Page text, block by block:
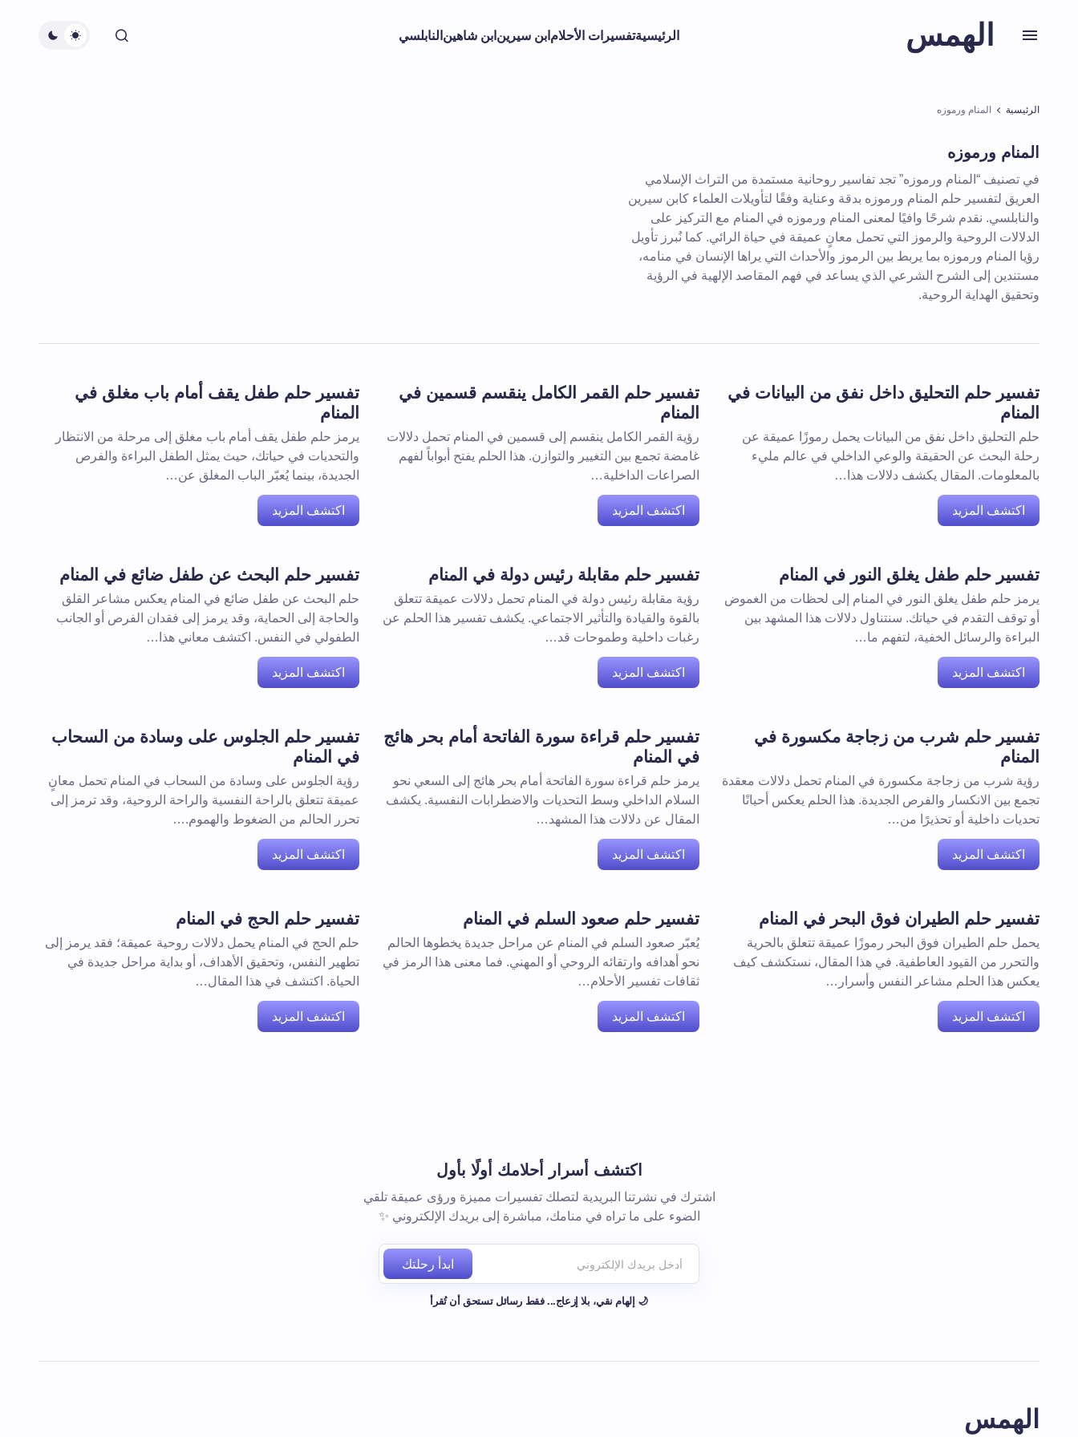
الهمس الرئيسيةتفسيرات الأحلام ابن سيرين ابن شاهين النابلسي
الرئيسية المنام ورموزه
المنام ورموزه
في تصنيف “المنام ورموزه” تجد تفاسير روحانية مستمدة من التراث الإسلامي
العريق لتفسير حلم المنام ورموزه بدقة وعناية وفقًا لتأويلات العلماء كابن سيرين
والنابلسي. نقدم شرحًا وافيًا لمعنى المنام ورموزه في المنام مع التركيز على
الدلالات الروحية والرموز التي تحمل معانٍ عميقة في حياة الرائي. كما نُبرز تأويل
رؤيا المنام ورموزه بما يربط بين الرموز والأحداث التي يراها الإنسان في منامه،
مستندين إلى الشرح الشرعي الذي يساعد في فهم المقاصد الإلهية في الرؤية
وتحقيق الهداية الروحية.
تفسير حلم التحليق داخل نفق من البيانات في
المنام
حلم التحليق داخل نفق من البيانات يحمل رموزًا عميقة عن
رحلة البحث عن الحقيقة والوعي الداخلي في عالم مليء
بالمعلومات. المقال يكشف دلالات هذا…
اكتشف المزيد
تفسير حلم القمر الكامل ينقسم قسمين في
المنام
رؤية القمر الكامل ينقسم إلى قسمين في المنام تحمل دلالات
غامضة تجمع بين التغيير والتوازن. هذا الحلم يفتح أبواباً لفهم
الصراعات الداخلية…
اكتشف المزيد
تفسير حلم طفل يقف أمام باب مغلق في
المنام
يرمز حلم طفل يقف أمام باب مغلق إلى مرحلة من الانتظار
والتحديات في حياتك، حيث يمثل الطفل البراءة والفرص
الجديدة، بينما يُعبّر الباب المغلق عن…
اكتشف المزيد
تفسير حلم طفل يغلق النور في المنام
يرمز حلم طفل يغلق النور في المنام إلى لحظات من الغموض
أو توقف التقدم في حياتك. سنتناول دلالات هذا المشهد بين
البراءة والرسائل الخفية، لتفهم ما…
اكتشف المزيد
تفسير حلم مقابلة رئيس دولة في المنام
رؤية مقابلة رئيس دولة في المنام تحمل دلالات عميقة تتعلق
بالقوة والقيادة والتأثير الاجتماعي. يكشف تفسير هذا الحلم عن
رغبات داخلية وطموحات قد…
اكتشف المزيد
تفسير حلم البحث عن طفل ضائع في المنام
حلم البحث عن طفل ضائع في المنام يعكس مشاعر القلق
والحاجة إلى الحماية، وقد يرمز إلى فقدان الفرص أو الجانب
الطفولي في النفس. اكتشف معاني هذا…
اكتشف المزيد
تفسير حلم شرب من زجاجة مكسورة في
المنام
رؤية شرب من زجاجة مكسورة في المنام تحمل دلالات معقدة
تجمع بين الانكسار والفرص الجديدة. هذا الحلم يعكس أحيانًا
تحديات داخلية أو تحذيرًا من…
اكتشف المزيد
تفسير حلم قراءة سورة الفاتحة أمام بحر هائج
في المنام
يرمز حلم قراءة سورة الفاتحة أمام بحر هائج إلى السعي نحو
السلام الداخلي وسط التحديات والاضطرابات النفسية. يكشف
المقال عن دلالات هذا المشهد…
اكتشف المزيد
تفسير حلم الجلوس على وسادة من السحاب
في المنام
رؤية الجلوس على وسادة من السحاب في المنام تحمل معانٍ
عميقة تتعلق بالراحة النفسية والراحة الروحية، وقد ترمز إلى
تحرر الحالم من الضغوط والهموم.…
اكتشف المزيد
تفسير حلم الطيران فوق البحر في المنام
يحمل حلم الطيران فوق البحر رموزًا عميقة تتعلق بالحرية
والتحرر من القيود العاطفية. في هذا المقال، نستكشف كيف
يعكس هذا الحلم مشاعر النفس وأسرار…
اكتشف المزيد
تفسير حلم صعود السلم في المنام
يُعبّر صعود السلم في المنام عن مراحل جديدة يخطوها الحالم
نحو أهدافه وارتقائه الروحي أو المهني. فما معنى هذا الرمز في
ثقافات تفسير الأحلام…
اكتشف المزيد
تفسير حلم الحج في المنام
حلم الحج في المنام يحمل دلالات روحية عميقة؛ فقد يرمز إلى
تطهير النفس، وتحقيق الأهداف، أو بداية مراحل جديدة في
الحياة. اكتشف في هذا المقال…
اكتشف المزيد
اكتشف أسرار أحلامك أولًا بأول
اشترك في نشرتنا البريدية لتصلك تفسيرات مميزة ورؤى عميقة تلقي
الضوء على ما تراه في منامك، مباشرة إلى بريدك الإلكتروني ✨
ابدأ رحلتك
🌙 إلهام نقي، بلا إزعاج... فقط رسائل تستحق أن تُقرأ
الهمس